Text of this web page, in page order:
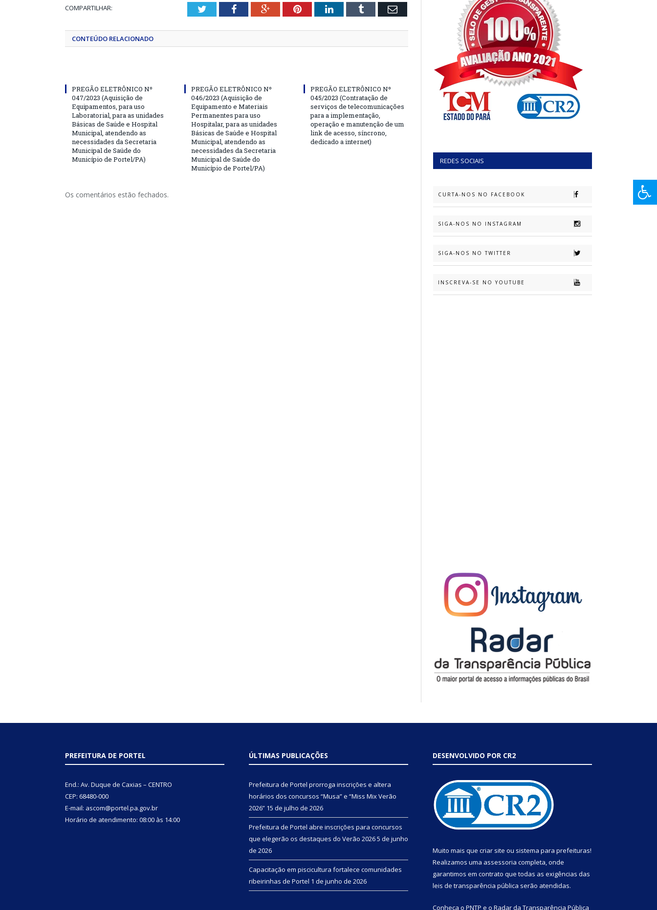
COMPARTILHAR: TwitterFacebookGoogle+PinterestLinkedInTumblr Email
CONTEÚDO RELACIONADO
PREGÃO ELETRÔNICO Nº
047/2023 (Aquisição de
Equipamentos, para uso
Laboratorial, para as unidades
Básicas de Saúde e Hospital
Municipal, atendendo as
necessidades da Secretaria
Municipal de Saúde do
Município de Portel/PA)
PREGÃO ELETRÔNICO Nº
046/2023 (Aquisição de
Equipamento e Materiais
Permanentes para uso
Hospitalar, para as unidades
Básicas de Saúde e Hospital
Municipal, atendendo as
necessidades da Secretaria
Municipal de Saúde do
Município de Portel/PA)
PREGÃO ELETRÔNICO Nº
045/2023 (Contratação de
serviços de telecomunicações
para a implementação,
operação e manutenção de um
link de acesso, síncrono,
dedicado a internet)
Os comentários estão fechados.
REDES SOCIAIS
CURTA-NOS NO FACEBOOK
SIGA-NOS NO INSTAGRAM
SIGA-NOS NO TWITTER
INSCREVA-SE NO YOUTUBE
PREFEITURA DE PORTEL
End.: Av. Duque de Caxias – CENTRO
CEP: 68480-000
E-mail: ascom@portel.pa.gov.br
Horário de atendimento: 08:00 às 14:00
ÚLTIMAS PUBLICAÇÕES
Prefeitura de Portel prorroga inscrições e altera
horários dos concursos “Musa” e “Miss Mix Verão
2026” 15 de julho de 2026
Prefeitura de Portel abre inscrições para concursos
que elegerão os destaques do Verão 20265 de junho
de 2026
Capacitação em piscicultura fortalece comunidades
ribeirinhas de Portel 1 de junho de 2026
DESENVOLVIDO POR CR2
Muito mais que criar site ou sistema para prefeituras!
Realizamos uma assessoria completa, onde
garantimos em contrato que todas as exigências das
leis de transparência pública serão atendidas.
Conheça o PNTP e o Radar da Transparência Pública